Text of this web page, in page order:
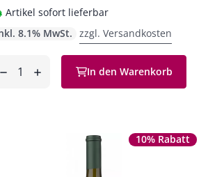
Artikel sofort lieferbar
8.1% MwSt. zzgl. Versandkosten
In den Warenkorb
10% Rabatt